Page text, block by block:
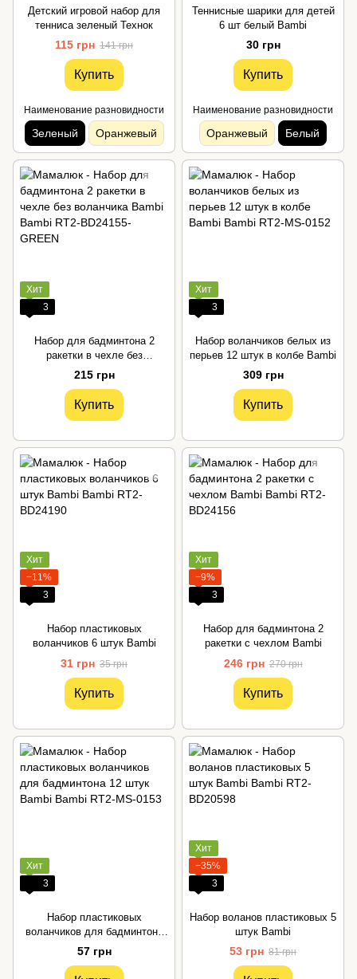
Детский игровой набор для
тенниса зеленый Технок
115 грн 141 грн
Купить
Наименование разновидности
Зеленый Оранжевый
Теннисные шарики для детей
6 шт белый Bambi
30 грн
Купить
Наименование разновидности
Оранжевый Белый
Хит
3
Набор для бадминтона 2
ракетки в чехле без
воланчика Bambi
215 грн
Купить
Хит
3
Набор воланчиков белых из
перьев 12 штук в колбе Bambi
309 грн
Купить
Хит
−11%
3
Набор пластиковых
воланчиков 6 штук Bambi
31 грн 35 грн
Купить
Хит
−9%
3
Набор для бадминтона 2
ракетки с чехлом Bambi
246 грн 270 грн
Купить
Хит
3
Набор пластиковых
воланчиков для бадминтона
12 штук Bambi
57 грн
Хит
−35%
3
Набор воланов пластиковых 5
штук Bambi
53 грн 81 грн